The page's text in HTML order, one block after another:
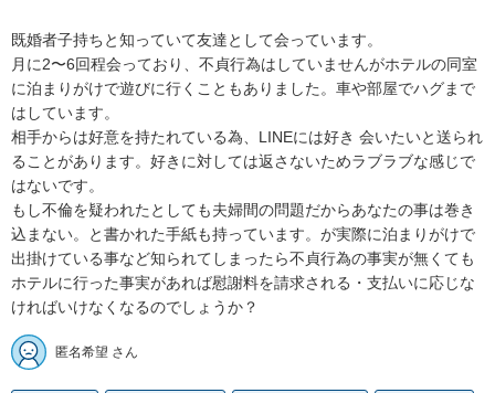
既婚者子持ちと知っていて友達として会っています。
月に2〜6回程会っており、不貞行為はしていませんがホテルの同室
に泊まりがけで遊びに行くこともありました。車や部屋でハグまで
はしています。
相手からは好意を持たれている為、LINEには好き 会いたいと送られ
ることがあります。好きに対しては返さないためラブラブな感じで
はないです。
もし不倫を疑われたとしても夫婦間の問題だからあなたの事は巻き
込まない。と書かれた手紙も持っています。が実際に泊まりがけで
出掛けている事など知られてしまったら不貞行為の事実が無くても
ホテルに行った事実があれば慰謝料を請求される・支払いに応じな
ければいけなくなるのでしょうか？
匿名希望 さん